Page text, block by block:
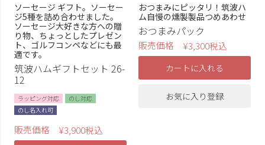
ソーセージ ギフト。ソーセー
ジ5種を詰め合わせました。
ソーセージ大好きな方への贈
り物、ちょっとしたプレゼン
ト、ゴルフコンペなどにも最
適です。
筑波ハムギフトセット 26-
12
ラッピング対応
のし対応
のし名入れ可
販売価格 ¥3,900税込
おつまみにピッタリ！筑波ハ
ム自慢の燻製製品つめあわせ
おつまみパック
販売価格 ¥3,300税込
カートに入れる
お気に入り登録